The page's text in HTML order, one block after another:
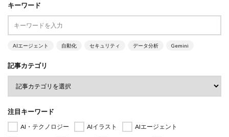
キーワード
AIエージェント 自動化 セキュリティ データ分析 Gemini
記事カテゴリ
注目キーワード
AI・テクノロジー AIイラスト
AIエージェント